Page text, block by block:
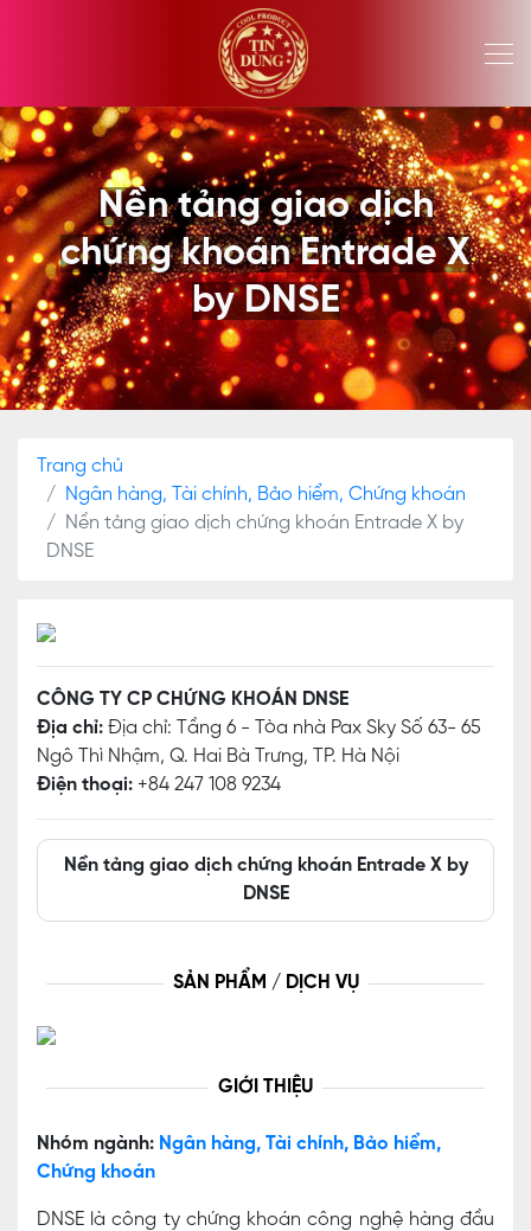
Nền tảng giao dịch
chứng khoán Entrade X
by DNSE
Trang chủ
Ngân hàng, Tài chính, Bảo hiểm, Chứng khoán
Nền tảng giao dịch chứng khoán Entrade X by
DNSE
CÔNG TY CP CHỨNG KHOÁN DNSE
Địa chỉ: Địa chỉ: Tầng 6 - Tòa nhà Pax Sky Số 63- 65
Ngô Thì Nhậm, Q. Hai Bà Trưng, TP. Hà Nội
Điện thoại: +84 247 108 9234
Nền tảng giao dịch chứng khoán Entrade X by
DNSE
SẢN PHẨM / DỊCH VỤ
GIỚI THIỆU
Nhóm ngành: Ngân hàng, Tài chính, Bảo hiểm,
Chứng khoán
DNSE là công ty chứng khoán công nghệ hàng đầu